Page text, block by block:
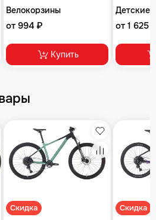
Велокорзины
от 994 ₽
Купить
Детские
от 1 625
Скидка
Избранное
Сравнение
Скидка